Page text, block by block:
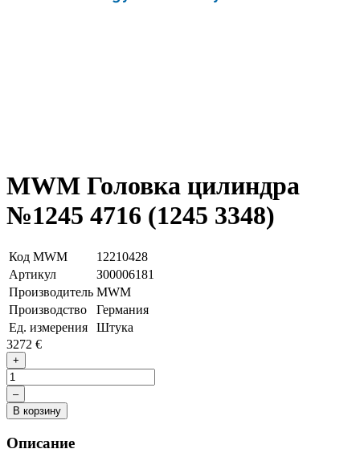
MWM Головка цилиндра
№1245 4716 (1245 3348)
Код MWM
12210428
Артикул
З00006181
Производитель MWM
Производство
Германия
Ед. измерения
Штука
3272 €
+
–
В корзину
Описание